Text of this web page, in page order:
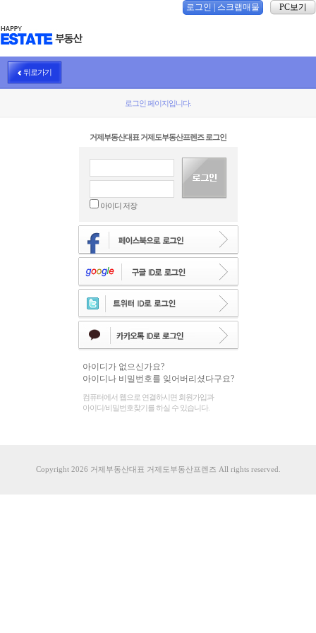
로그인 스크랩매물 PC보기
뒤로가기
로그인 페이지입니다.
거제부동산대표 거제도부동산프렌즈 로그인
아이디 저장
아이디가 없으신가요?
아이디나 비밀번호를 잊어버리셨다구요?
컴퓨터에서 웹으로 연결하시면 회원가입과
아이디/비밀번호찾기를 하실 수 있습니다.
Copyright 2026 거제부동산대표 거제도부동산프렌즈 All rights reserved.